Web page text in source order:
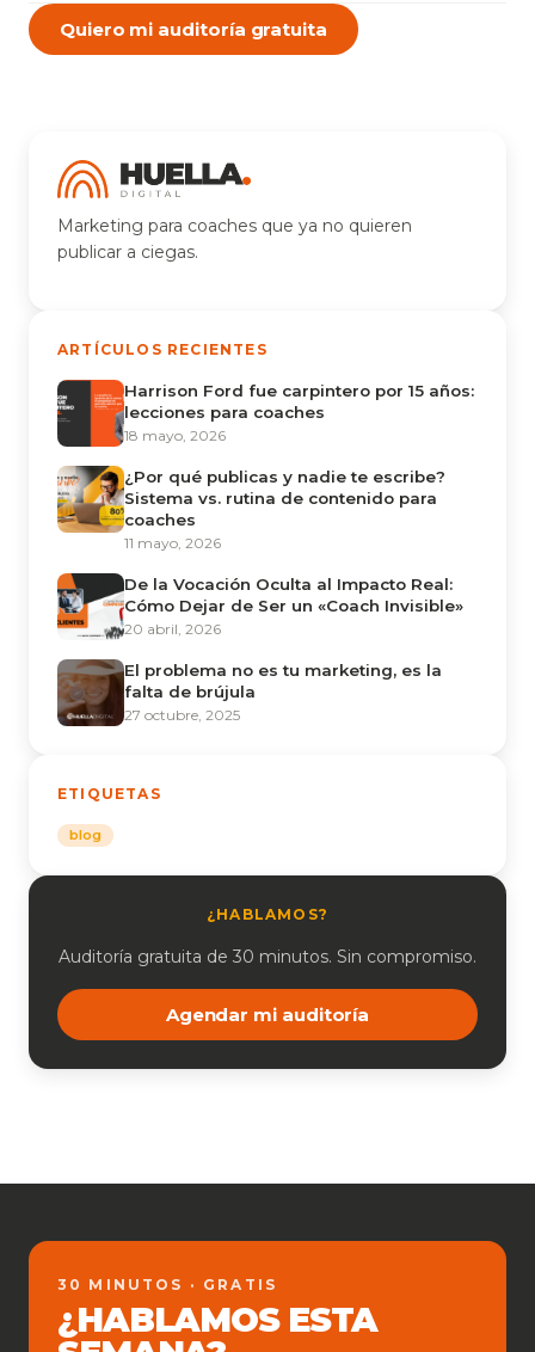
Quiero mi auditoría gratuita
Marketing para coaches que ya no quieren
publicar a ciegas.
ARTÍCULOS RECIENTES
Harrison Ford fue carpintero por 15 años:
lecciones para coaches
18 mayo, 2026
¿Por qué publicas y nadie te escribe?
Sistema vs. rutina de contenido para
coaches
11 mayo, 2026
De la Vocación Oculta al Impacto Real:
Cómo Dejar de Ser un «Coach Invisible»
20 abril, 2026
El problema no es tu marketing, es la
falta de brújula
27 octubre, 2025
ETIQUETAS
blog
¿HABLAMOS?
Auditoría gratuita de 30 minutos. Sin compromiso.
Agendar mi auditoría
30 MINUTOS · GRATIS
¿HABLAMOS ESTA